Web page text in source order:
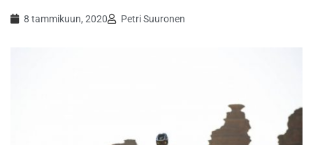
8 tammikuun, 2020 Petri Suuronen